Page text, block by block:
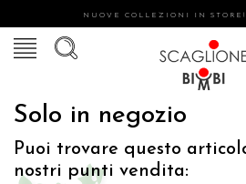
NUOVE COLLEZIONI IN STORE!
Solo in negozio
Puoi trovare questo
nostri punti vendita: